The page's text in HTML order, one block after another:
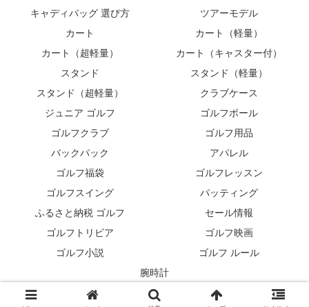
キャディバッグ 選び方
ツアーモデル
カート
カート（軽量）
カート（超軽量）
カート（キャスター付）
スタンド
スタンド（軽量）
スタンド（超軽量）
クラブケース
ジュニア ゴルフ
ゴルフボール
ゴルフクラブ
ゴルフ用品
バックパック
アパレル
ゴルフ福袋
ゴルフレッスン
ゴルフスイング
パッティング
ふるさと納税 ゴルフ
セール情報
ゴルフトリビア
ゴルフ映画
ゴルフ小説
ゴルフ ルール
腕時計
© 2007 キャディバッグ⛳最新モデル紹介.